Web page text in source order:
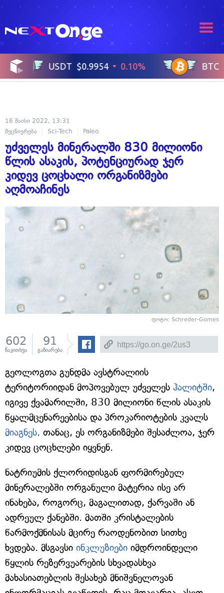
16 მაისი 2022, 13:31
მეცნიერება
Sci-Tech Paleo
უძველეს მინერალში 830 მილიონი
წლის ასაკის, პოტენციურად ჯერ
კიდევ ცოცხალი ორგანიზმები
აღმოაჩინეს
ფოტო: Schreder-Gomes
602
წაკითხვა
91
გაზიარება
გეოლოგთა გუნდმა ავსტრალიის
ტერიტორიიდან მოპოვებულ უძველეს ჰალიტში,
იგივე ქვამარილში, 830 მილიონი წლის ასაკის
წყალმცენარეებისა და პროკარიოტების კვალს
მიაგნეს. თანაც, ეს ორგანიზმები შესაძლოა, ჯერ
კიდევ ცოცხლები იყვნენ.
ნატრიუმის ქლორიდისგან ფორმირებულ
მინერალებში ორგანული მატერია ისე არ
ინახება, როგორც, მაგალითად, ქარვაში ან
ადრეულ ქანებში. მათში კრისტალების
წარმოქმნისას მცირე რაოდენობით სითხე
ხვდება. მსგავსი ინკლუზიები იმდროინდელი
წყლის რეზერვუარების სხვადასხვა
მახასიათებლის შესახებ მნიშვნელოვან